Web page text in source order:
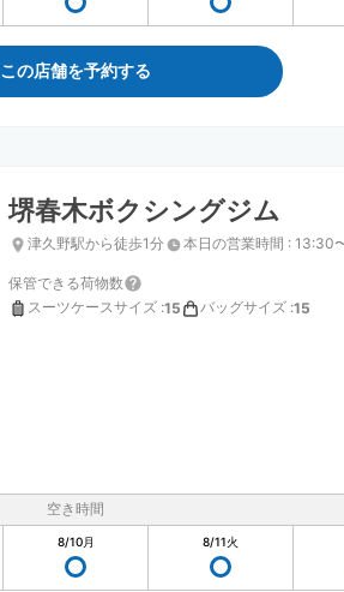
この店舗を予約する
堺春木ボクシングジム
津久野駅から徒歩1分 本日の営業時間 : 13:30
保管できる荷物数
スーツケースサイズ :15 バッグサイズ :15
空き時間
8/10月 8/11火